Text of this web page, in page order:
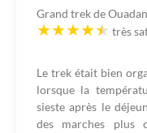
Grand trek de
très
Le trek était bien
lorsque la
sieste après le
des marches plus